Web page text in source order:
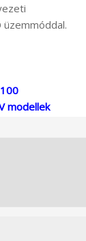
üzemmóddal.
modellek